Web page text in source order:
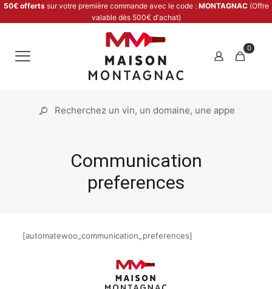
50€ offertssur votre première commande avec le code : MONTAGNAC (Offre
valable dès 500€ d'achat)
0
Communication
preferences
[automatewoo_communication_preferences]